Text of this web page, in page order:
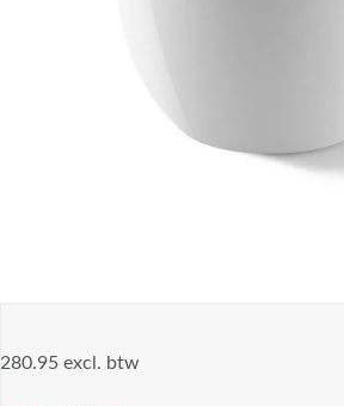
280.95 excl. btw